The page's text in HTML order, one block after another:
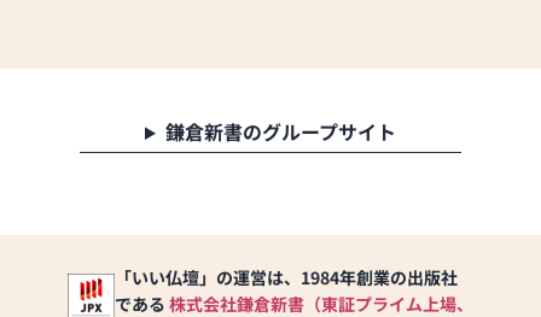
鎌倉新書のグループサイト
「いい仏壇」の運営は、1984年創業の出版社
である 株式会社鎌倉新書（東証プライム上場、